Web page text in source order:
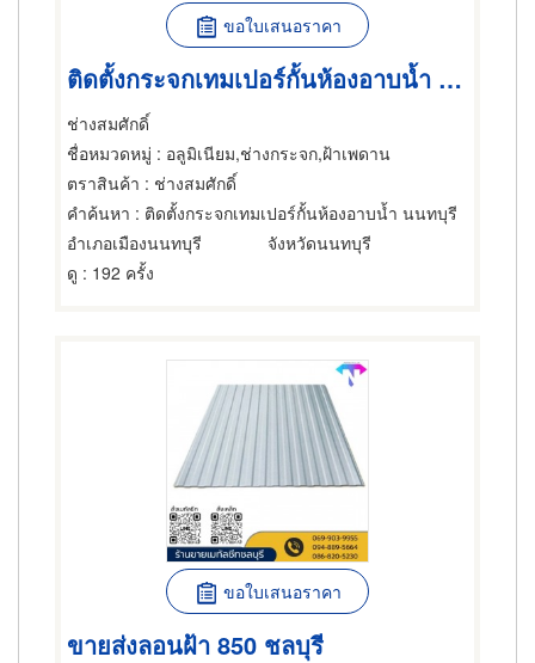
ขอใบเสนอราคา
ติดตั้งกระจกเทมเปอร์กั้นห้องอาบน้ำ นนทบุรี
ช่างสมศักดิ์
ชื่อหมวดหมู่ : อลูมิเนียม,ช่างกระจก,ฝ้าเพดาน
ตราสินค้า : ช่างสมศักดิ์
คำค้นหา : ติดตั้งกระจกเทมเปอร์กั้นห้องอาบน้ำ นนทบุรี
อำเภอเมืองนนทบุรี
จังหวัดนนทบุรี
ดู : 192 ครั้ง
ขอใบเสนอราคา
ขายส่งลอนฝ้า 850 ชลบุรี